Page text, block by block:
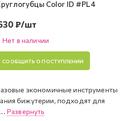
Color ID #PL4
Нет в наличии
₽/шт
СООБЩИТЬ О ПОСТУПЛЕНИИ
экономичные инструменты
бижутерии, подходят для
Развернуть